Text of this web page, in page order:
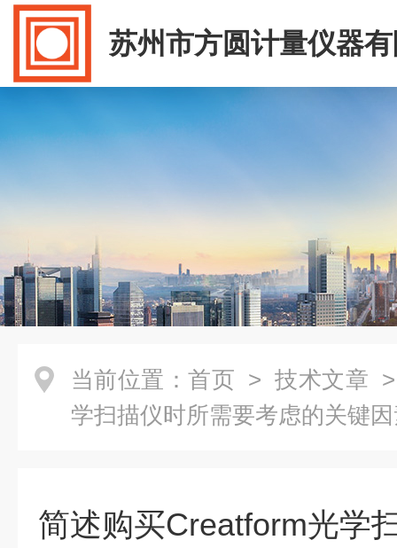
苏州市方圆计量仪器
当前位置： 首页 > 技术文章
学扫描仪时所需要考虑的关键
简述购买Creatform光学